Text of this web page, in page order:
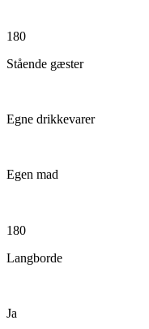
180
Stående gæster
Egne drikkevarer
Egen mad
180
Langborde
Ja